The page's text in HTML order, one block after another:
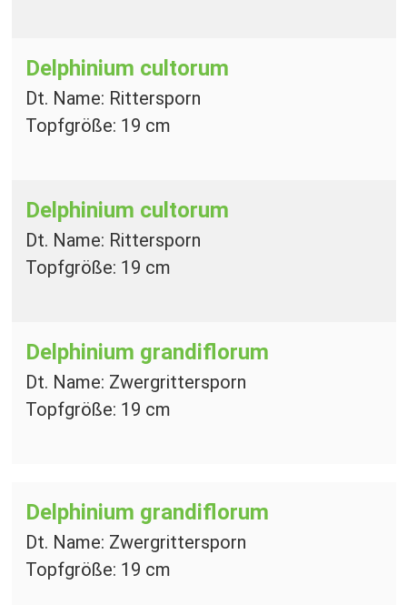
Delphinium cultorum
Dt. Name: Rittersporn
Topfgröße: 19 cm
Delphinium cultorum
Dt. Name: Rittersporn
Topfgröße: 19 cm
Delphinium grandiflorum
Dt. Name: Zwergrittersporn
Topfgröße: 19 cm
Delphinium grandiflorum
Dt. Name: Zwergrittersporn
Topfgröße: 19 cm